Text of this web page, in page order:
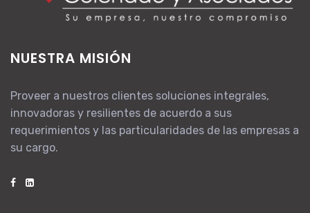
NUESTRA MISIÓN
Proveer a nuestros clientes soluciones integrales,
innovadoras y resilientes de acuerdo a sus
requerimientos y las particularidades de las empresas a
su cargo.